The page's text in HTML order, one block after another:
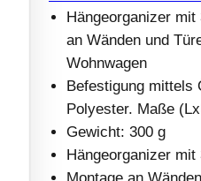
Hängeorganizer mit
an Wänden und
Wohnwagen
Befestigung mittels
Polyester. Maße
Gewicht: 300 g
Hängeorganizer mit
Montage an